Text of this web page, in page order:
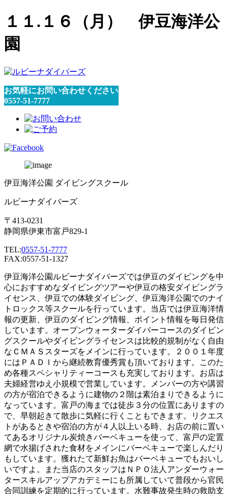
１１.１６（月） 伊豆海洋公
園
お気軽にお問い合わせください
0557-51-7777
伊豆海洋公園 ダイビングスクール
ルビーナダイバーズ
〒413-0231
静岡県伊東市富戸829-1
TEL:0557-51-7777
FAX:0557-51-1327
伊豆海洋公園ルビーナダイバーズでは伊豆のダイビングを中
心におすすめなダイビングツアーや伊豆の格安ダイビングラ
イセンス、伊豆での体験ダイビング、伊豆海洋公園でのナイ
トロックス等スクールを行っています。当店では伊豆海洋情
報の更新、伊豆のダイビング情報、ポイント情報を毎日発信
しています。オープンウォーターダイバーコースのダイビン
グスクールやダイビングライセンスは比較的規制がなく自由
なＣＭＡＳスターズをメインに行っています。２００１年度
にはＰＡＤＩから継続教育優秀賞も頂いております。このた
め各種スペシャリティーコースも充実しております。お店は
夫婦経営ゆえ小規模で営業しています。メンバーの方や講習
の方が宿泊できるように建物の２階は素泊まりできるように
なっています。富戸の海までは徒歩３分の位置にありますの
で、早朝起きて散歩に気軽に行くこともできます。リクエス
トがあるときや宿泊の方が４人以上いる時、お店の前に置い
てあるオリジナル炭焼きバーベキューを使って、富戸の定置
網で水揚げされた食材をメインにバーベキューで楽しんだり
もしています。獲れたて新鮮お魚はバーベキューでもおいし
いですよ。また当店のスタッフはＮＰＯ法人アンダーウォー
タースキルアップアカデミーにも所属していて普段から官民
合同訓練を定期的に行っています。水難事故発生時の救助支